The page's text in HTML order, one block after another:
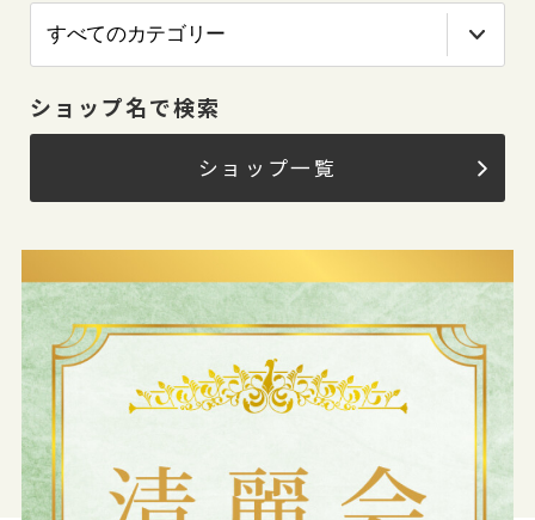
ショップ名で検索
ショップ一覧